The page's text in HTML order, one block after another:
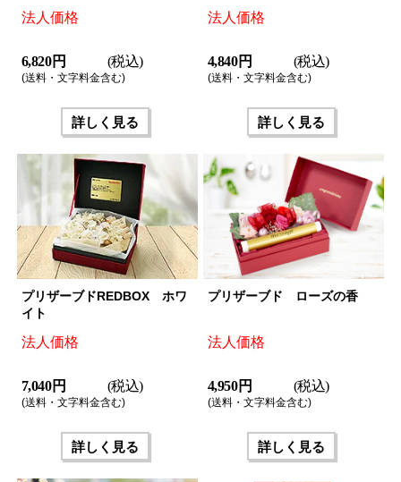
法人価格
6,820 円 (税込)
(送料・文字料金含む)
詳しく見る
法人価格
4,840 円 (税込)
(送料・文字料金含む)
詳しく見る
プリザーブドREDBOX ホワ
イト
法人価格
7,040 円 (税込)
(送料・文字料金含む)
詳しく見る
プリザーブド ローズの香
法人価格
4,950 円 (税込)
(送料・文字料金含む)
詳しく見る